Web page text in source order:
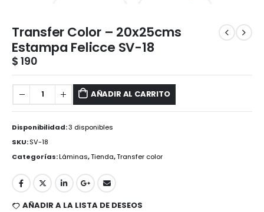
Transfer Color – 20x25cms
Estampa Felicce SV-18
$ 190
AÑADIR AL CARRITO
Disponibilidad:3 disponibles
SKU:SV-18
Categorías:Láminas,Tienda,Transfer color
AÑADIR A LA LISTA DE DESEOS